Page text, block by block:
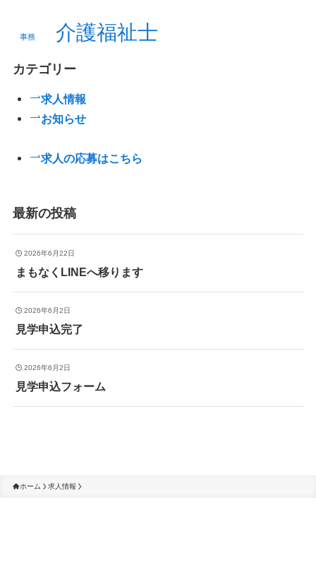
事務 介護福祉士
カテゴリー
求人情報
お知らせ
求人の応募はこちら
最新の投稿
2026年6月22日
まもなくLINEへ移ります
2026年6月2日
見学申込完了
2026年6月2日
見学申込フォーム
ホーム 求人情報